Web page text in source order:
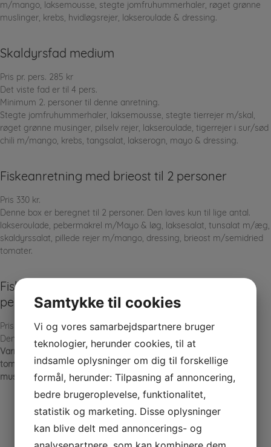
m/mango, laksemousse, stegte jomfruhummerhaler, røget grønne
muslinger, krebs, hvidløgsrejer, lakseroulade & dressing.
Skaldyrsfad medium
Pris pr. pers. 285 kr
Det viste fad er til 4 pers.
Minimum 2. personer til denne anretning.
Stegte jomfruhummerhaler, laksemousse, stegte tierrejer m/skal,
røget grønne musinger, pilselv rejer, lakseroulade, tigerrejer i sur/sød
chili m/mango, krebs, tangsalat, lakserogn, mayo & dressing.
Fiskeanretning med brieost til 2 personer
Pris 330 kr.
Denne box er beregnet til 2 personer. Den laves kun til lige antal.
lakseroulade, pebermakrel m/Mayo & løg, laksesalat, tunsalat m/æg,
skaldyrssalat, pillede rejer m/mango, dressing, brieost m/semidried
tomater.
Fiskeanretning med indbagt krabbe til 2
personer
Pris 330 kr.
Denne box er beregnet til 2 pers. Laves kun til et lige antal.
Varm rg. laks m/løg, Krebsehalesalat, tunsalat m/semi-dried
tomater, indbagte krabbeklør, hj. lavet sauce tartar, rg. grønne
muslinger, lakseroulade, hvidløgsrejer, krebs.
Samtykke til cookies
Vi og vores samarbejdspartnere bruger
teknologier, herunder cookies, til at
indsamle oplysninger om dig til forskellige
formål, herunder: Tilpasning af annoncering,
bedre brugeroplevelse, funktionalitet,
statistik og marketing. Disse oplysninger
kan blive delt med annoncerings- og